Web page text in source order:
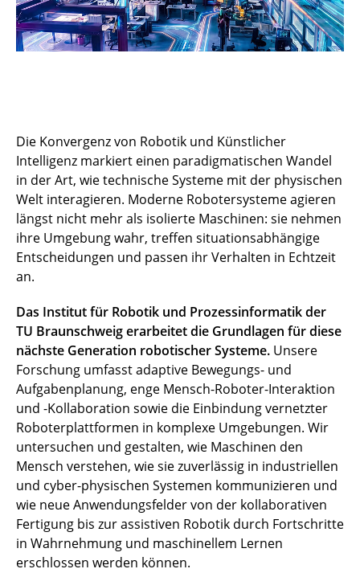
Die Konvergenz von Robotik und Künstlicher
Intelligenz markiert einen paradigmatischen Wandel
in der Art, wie technische Systeme mit der physischen
Welt interagieren. Moderne Robotersysteme agieren
längst nicht mehr als isolierte Maschinen: sie nehmen
ihre Umgebung wahr, treffen situationsabhängige
Entscheidungen und passen ihr Verhalten in Echtzeit
an.
Das Institut für Robotik und Prozessinformatik der
TU Braunschweig erarbeitet die Grundlagen für diese
nächste Generation robotischer Systeme. Unsere
Forschung umfasst adaptive Bewegungs- und
Aufgabenplanung, enge Mensch-Roboter-Interaktion
und -Kollaboration sowie die Einbindung vernetzter
Roboterplattformen in komplexe Umgebungen. Wir
untersuchen und gestalten, wie Maschinen den
Mensch verstehen, wie sie zuverlässig in industriellen
und cyber-physischen Systemen kommunizieren und
wie neue Anwendungsfelder von der kollaborativen
Fertigung bis zur assistiven Robotik durch Fortschritte
in Wahrnehmung und maschinellem Lernen
erschlossen werden können.